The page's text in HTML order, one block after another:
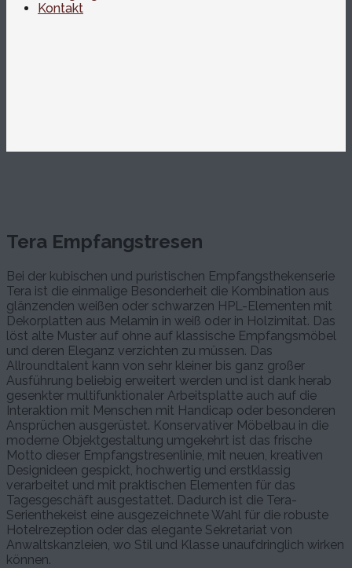
Kontakt
Tera Empfangstresen
Bei der kubischen und puristischen Empfangsthekenserie
Tera ist die einmalige Besonderheit die Kombination aus
glänzenden weißen oder schwarzen HPL-Elementen mit
Dekorplatten aus Melamin in weiß oder in Holzimitat. Das
löst alte Muster auf ohne auf klassische Empfangsmöbel
und deren Eleganz verzichten zu müssen. Das
Allroundtalent kann von sehr kleiner bis ganz großer
Ausführung beliebig erweitert werden und ist dank herab
gesenkter multifunktionaler Arbeitsplatte auch auf die
Interaktion mit Menschen mit Handicap oder besonderen
Ansprüchen ausgerüstet. Konservativer Möbelbau in die
moderne Objektgestaltung umgekehrt ist das frische
Motto dieser Empfangstresenlinie, mit neuen, kreativen
Designideen gespickt, hochwertig und erstklassig
verarbeitet und mit praktischen Elementen für das
Tagesgeschäft ausgestattet. Dadurch ist die Tera-
Serienthekeist eine ausgezeichnete Wahl für die robuste
Hotelrezeption oder das elegante Sekretariat von
Anwaltskanzleien, wo Stil und Klasse unaufdringlich wirken
können.